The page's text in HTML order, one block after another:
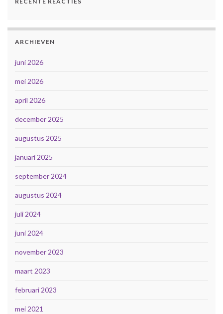
ARCHIEVEN
juni 2026
mei 2026
april 2026
december 2025
augustus 2025
januari 2025
september 2024
augustus 2024
juli 2024
juni 2024
november 2023
maart 2023
februari 2023
mei 2021